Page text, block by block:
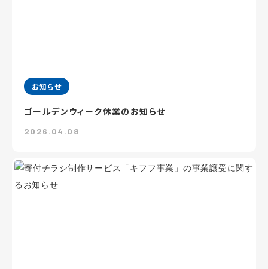
お知らせ
ゴールデンウィーク休業のお知らせ
2026.04.08